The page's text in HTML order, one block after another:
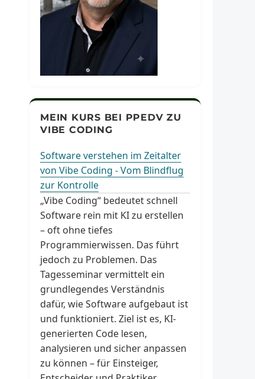
MEIN KURS BEI PPEDV ZU
VIBE CODING
Software verstehen im Zeitalter
von Vibe Coding - Vom Blindflug
zur Kontrolle
„Vibe Coding“ bedeutet schnell
Software rein mit KI zu erstellen
– oft ohne tiefes
Programmierwissen. Das führt
jedoch zu Problemen. Das
Tagesseminar vermittelt ein
grundlegendes Verständnis
dafür, wie Software aufgebaut ist
und funktioniert. Ziel ist es, KI-
generierten Code lesen,
analysieren und sicher anpassen
zu können – für Einsteiger,